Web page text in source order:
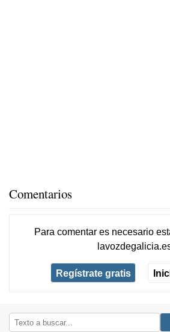
Comentarios
Para comentar es necesario
Regístrate gratis